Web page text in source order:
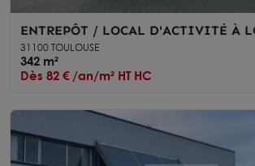
ENTREPÔT / LOCAL D'ACTIVITÉ À
- TOULOUSE SUD-OUEST - ACCÈS
- SITE SÉCURISÉ
31100 TOULOUSE
342 m²
Dès 82 € /an/m² HT HC